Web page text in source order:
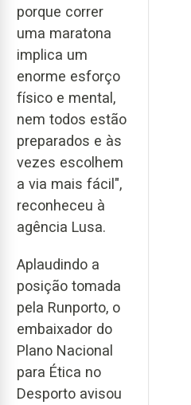
porque correr
uma maratona
implica um
enorme esforço
físico e mental,
nem todos estão
preparados e às
vezes escolhem
a via mais fácil",
reconheceu à
agência Lusa.
Aplaudindo a
posição tomada
pela Runporto, o
embaixador do
Plano Nacional
para Ética no
Desporto avisou